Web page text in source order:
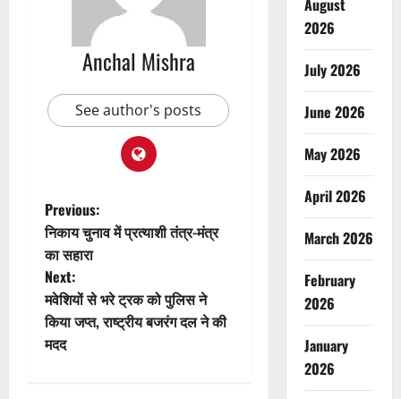
Anchal Mishra
See author's posts
P
o
s
t
Previous:
निकाय चुनाव में प्रत्याशी तंत्र-मंत्र
का सहारा
Next:
मवेशियों से भरे ट्रक को पुलिस ने
किया जप्त, राष्ट्रीय बजरंग दल ने की
मदद
August
2026
July 2026
June 2026
May 2026
April 2026
March 2026
February
2026
January
2026